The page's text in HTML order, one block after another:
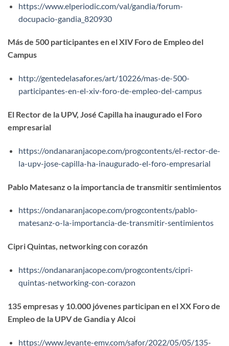
https://www.elperiodic.com/val/gandia/forum-
docupacio-gandia_820930
Más de 500 participantes en el XIV Foro de Empleo del
Campus
http://gentedelasafor.es/art/10226/mas-de-500-
participantes-en-el-xiv-foro-de-empleo-del-campus
El Rector de la UPV, José Capilla ha inaugurado el Foro
empresarial
https://ondanaranjacope.com/progcontents/el-rector-de-
la-upv-jose-capilla-ha-inaugurado-el-foro-empresarial
Pablo Matesanz o la importancia de transmitir sentimientos
https://ondanaranjacope.com/progcontents/pablo-
matesanz-o-la-importancia-de-transmitir-sentimientos
Cipri Quintas, networking con corazón
https://ondanaranjacope.com/progcontents/cipri-
quintas-networking-con-corazon
135 empresas y 10.000 jóvenes participan en el XX Foro de
Empleo de la UPV de Gandia y Alcoi
https://www.levante-emv.com/safor/2022/05/05/135-